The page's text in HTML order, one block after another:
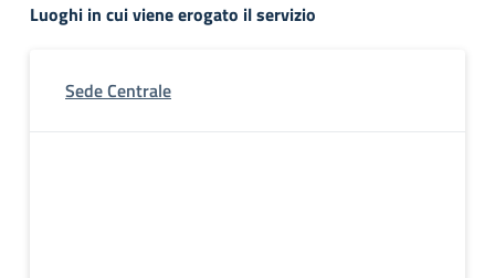
Luoghi in cui viene erogato il servizio
Sede Centrale